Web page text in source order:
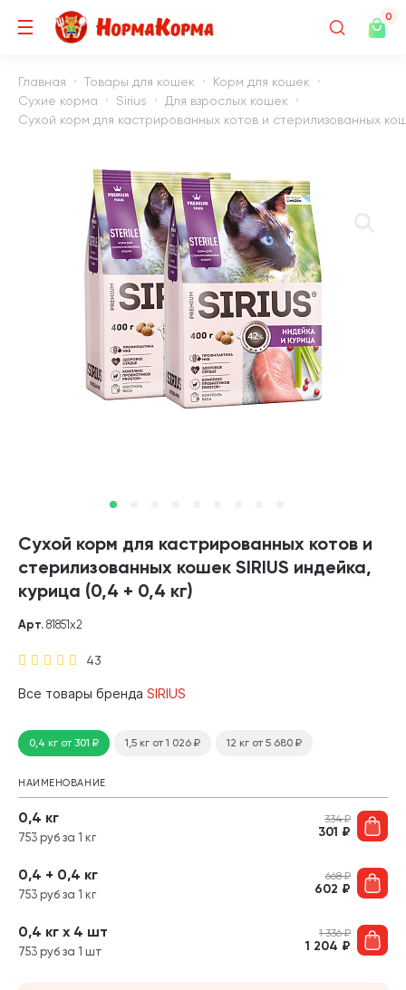
0
Главная Товары для кошек
Корм для кошек
Сухие корма
Sirius
Для взрослых кошек
Сухой корм для кастрированных котов и стерилизованных
Сухой корм для кастрированных котов и
стерилизованных кошек SIRIUS индейка,
курица (0,4 + 0,4 кг)
43
Арт. 81851х2
Все товары бренда SIRIUS
0,4 кг от 301₽ 1,5 кг от 1 026 ₽ 12 кг от 5 680 ₽
НАИМЕНОВАНИЕ
0,4 кг
753 руб за 1 кг
334₽
301 ₽
0,4 + 0,4 кг
753 руб за 1 кг
668₽
602 ₽
0,4 кг х 4 шт
753 руб за 1 шт
1 336₽
1 204 ₽